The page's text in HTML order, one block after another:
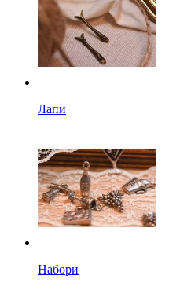
Лапи
Набори